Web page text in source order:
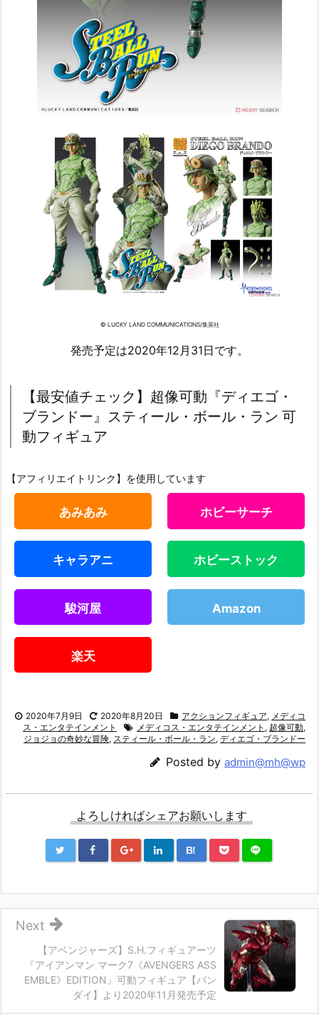
© LUCKY LAND COMMUNICATIONS/集英社
発売予定は2020年12月31日です。
【最安値チェック】超像可動『ディエゴ・
ブランドー』スティール・ボール・ラン 可
動フィギュア
【アフィリエイトリンク】を使用しています
あみあみ ホビーサーチ
キャラアニ ホビーストック
駿河屋 Amazon
楽天
2020年7月9日 2020年8月20日 アクションフィギュア, メディコ
ス・エンタテインメント
メディコス・エンタテインメント , 超像可動,
ジョジョの奇妙な冒険, スティール・ボール・ラン, ディエゴ・ブランドー
Posted by admin@mh@wp
よろしければシェアお願いします
B!
【アベンジャーズ】S.H.フィギュアーツ
『アイアンマン マーク7《AVENGERS ASS
EMBLE》EDITION』可動フィギュア【バン
ダイ】より2020年11月発売予定
Next